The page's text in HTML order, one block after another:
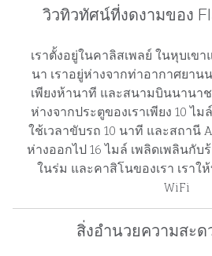
วิวทิวทัศน์ที่งดงามของ
เราตั้งอยู่ในคาลิสเพลย์ ในหุบเข
นา เราอยู่ห่างจากท่าอากาศยา
เพียงห้านาที และสนามบินนานา
ห่างจากประตูของเราเพียง 10 ไ
ใช้เวลาขับรถ 10 นาที และสถานี
ห่างออกไป 16 ไมล์ เพลิดเพลินกั
ในร่ม และคาสิโนของเรา เราใ
WiFi
สิ่งอํานวยความสะด